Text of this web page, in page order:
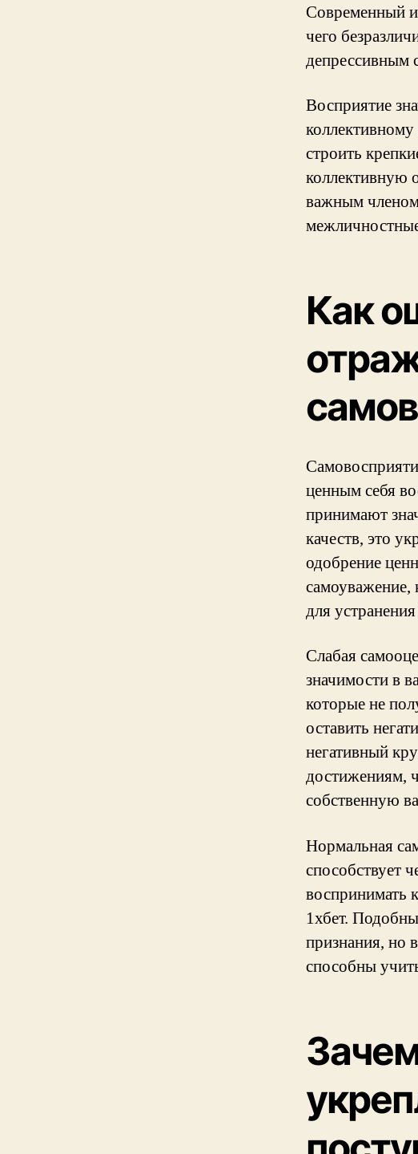
Современный
чего
депрессивным
Восприятие
строить
коллективную
важным
Как
ценным себя
принимают
качеств, это
одобрение
самоуважение,
для
Слабая
значимости в
которые не
оставить
негативный
достижениям,
собственную
Нормальная
способствует
воспринимать
1хбет.
признания, но
способны